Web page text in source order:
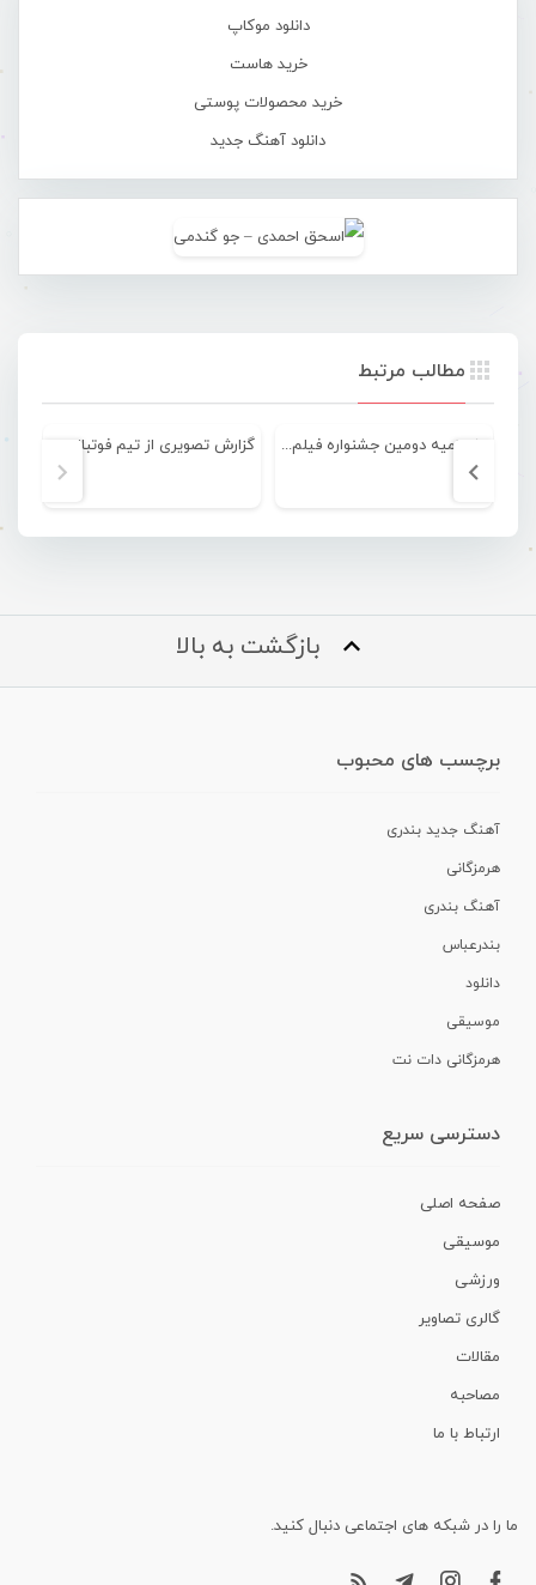
دانلود موکاپ
خرید هاست
خرید محصولات پوستی
دانلود آهنگ جدید
مطالب مرتبط
اختتامیه دومین جشنواره فیلم کودک تنگروک در باغشهر فین + تصویری
بازگشت به بالا
برچسب های محبوب
آهنگ جدید بندری
هرمزگانی
آهنگ بندری
بندرعباس
دانلود
موسیقی
هرمزگانی دات نت
دسترسی سریع
صفحه اصلی
موسیقی
ورزشی
گالری تصاویر
مقالات
مصاحبه
ارتباط با ما
ما را در شبکه های اجتماعی دنبال کنید.